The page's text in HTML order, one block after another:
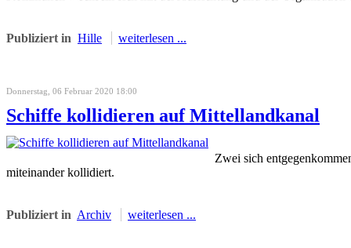
Publiziert in Hille weiterlesen ...
Donnerstag, 06 Februar 2020 18:00
Schiffe kollidieren auf Mittellandkanal
Zwei sich
miteinander kollidiert.
Publiziert in Archiv weiterlesen ...